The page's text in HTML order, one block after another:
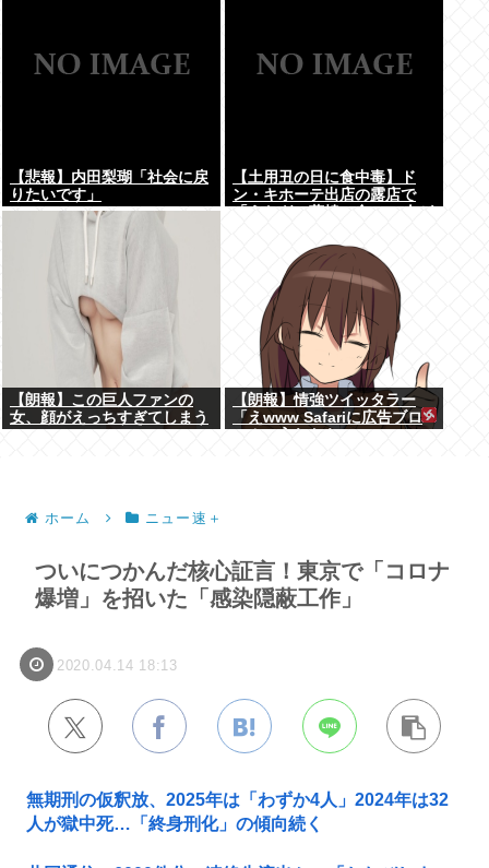
【悲報】内田梨瑚「社会に戻
りたいです」
【土用丑の日に食中毒】ド
ン・キホーテ出店の露店で
【朗報】この巨人ファンの
女、顔がえっちすぎてしまう
【朗報】情強ツイッタラー
「えwww Safariに広告ブロ
ホーム ニュー速＋
ついにつかんだ核心証言！東京で「コロナ
爆増」を招いた「感染隠蔽工作」
2020.04.14 18:13
無期刑の仮釈放、2025年は「わずか4人」2024年は32
人が獄中死…「終身刑化」の傾向続く